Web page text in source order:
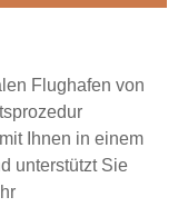
Flughafen von
Ihnen in einem
unterstützt Sie